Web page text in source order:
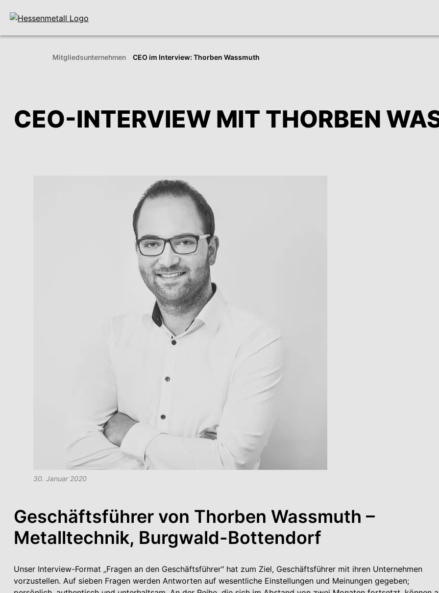
CEO-INTERVIEW MIT THORBEN
30. Januar 2020
Geschäftsführer von Thorben Wassmuth –
Metalltechnik, Burgwald-Bottendorf
Unser Interview-Format „Fragen an den Geschäftsführer" hat zum Ziel, Geschäftsführer mit ihren Unter­nehmen
vorzustellen. Auf sieben Fragen werden Antworten auf wesentliche Einstellungen und Meinungen gegeben;
Mitglieds­unternehmen CEO im Interview: Thorben Wassmuth